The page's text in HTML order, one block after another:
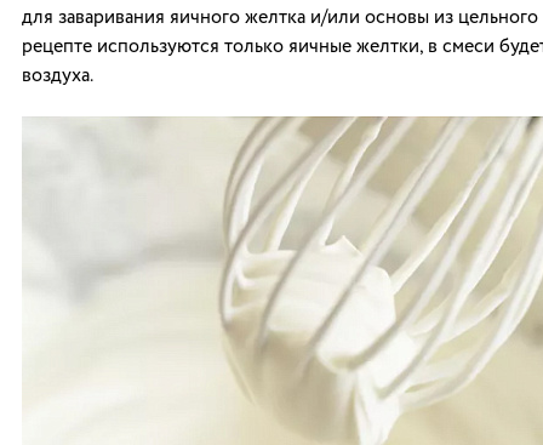
для заваривания яичного желтка и/или основы из цельного
рецепте используются только яичные желтки, в смеси
воздуха.